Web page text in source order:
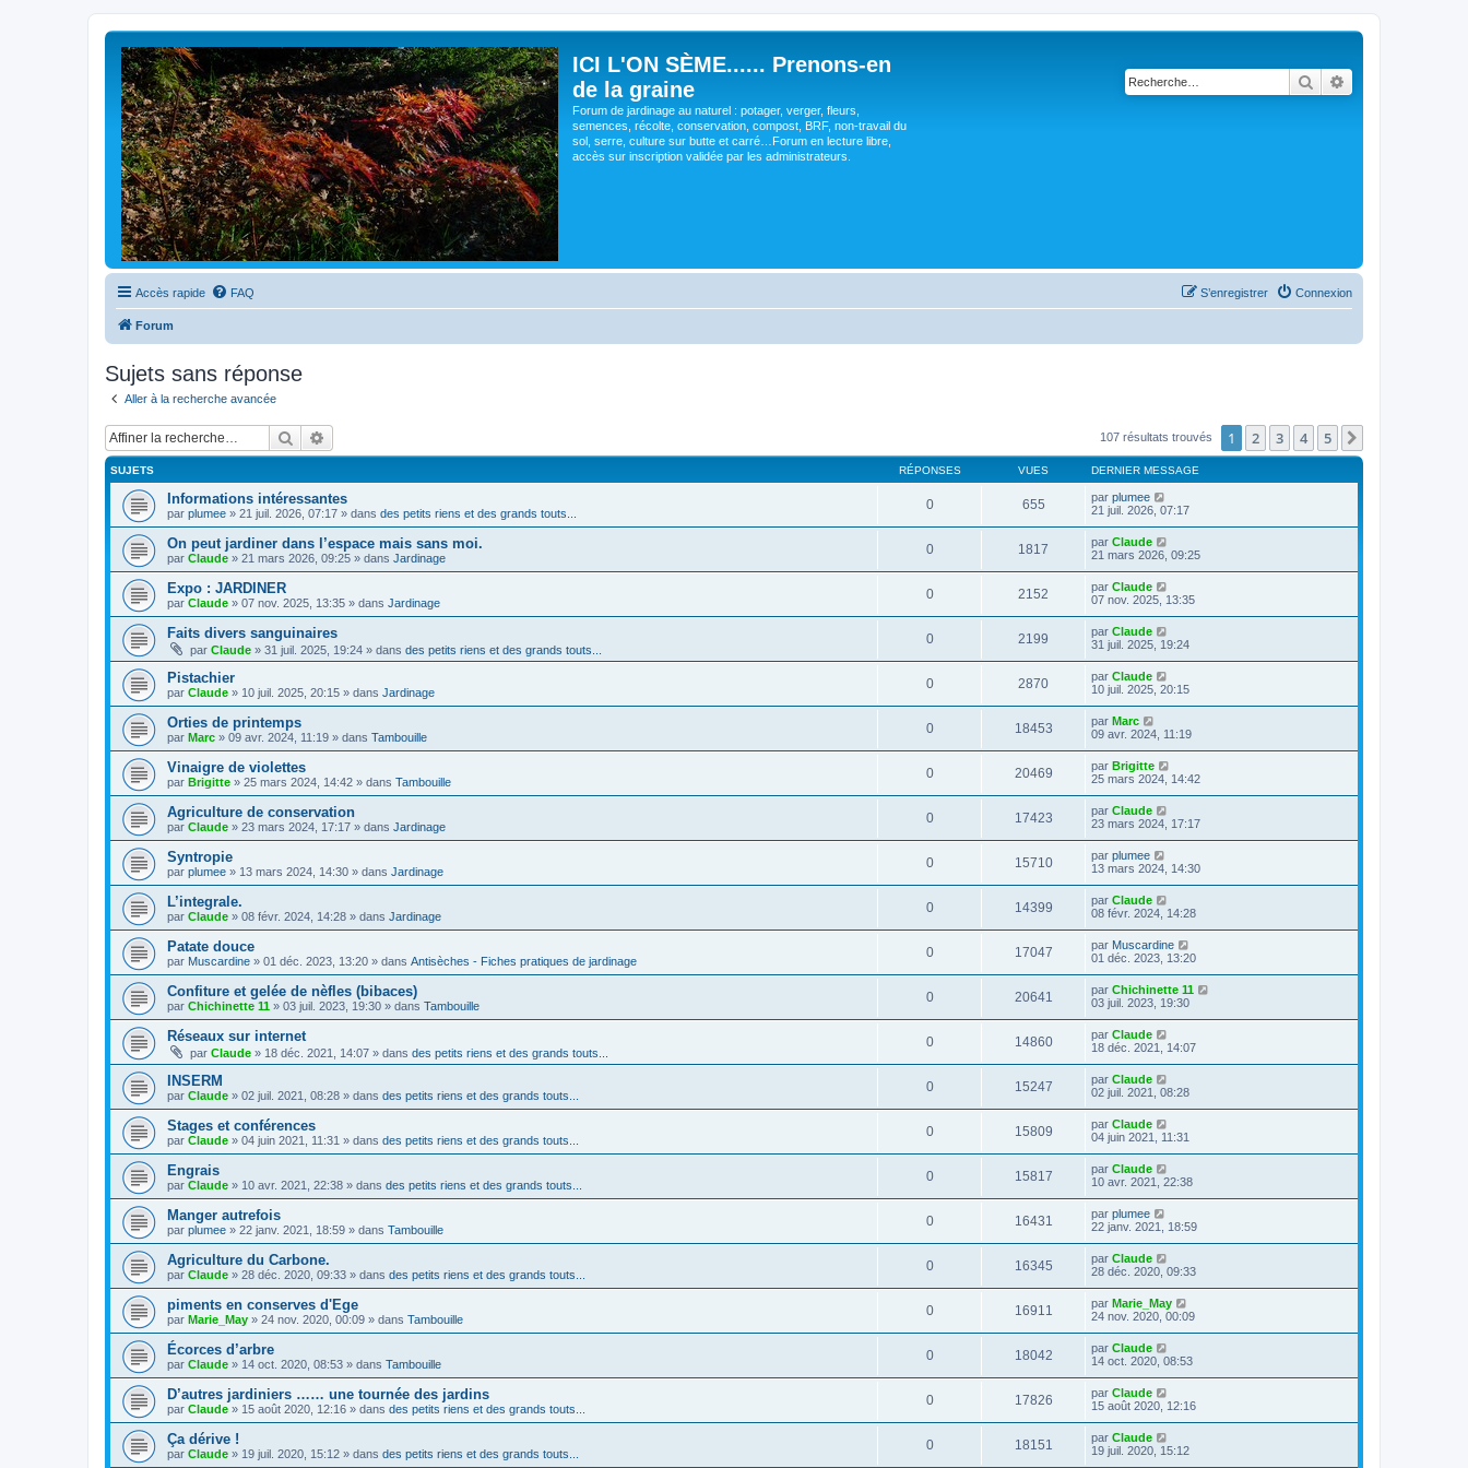
ICI L'ON SÈME...... Prenons-en
de la graine
Forum de jardinage au naturel : potager, verger, fleurs,
semences, récolte, conservation, compost, BRF, non-travail du
sol, serre, culture sur butte et carré…Forum en lecture libre,
accès sur inscription validée par les administrateurs.
Rechercher
Accès rapide FAQ Connexion
S’enregistrer
Forum
Sujets sans réponse
Aller à la recherche avancée
Rechercher 107 résultats trouvés 1 2 3 4 5
SUJETS RÉPONSES VUES DERNIER MESSAGE
Informations intéressantes
par plumee » 21 juil. 2026, 07:17 » dans des petits riens et des grands touts...
0 655 par plumee
21 juil. 2026, 07:17
On peut jardiner dans l’espace mais sans moi.
par Claude » 21 mars 2026, 09:25 » dans Jardinage
0 1817 par Claude
21 mars 2026, 09:25
Expo : JARDINER
par Claude » 07 nov. 2025, 13:35 » dans Jardinage
0 2152 par Claude
07 nov. 2025, 13:35
Faits divers sanguinaires
par Claude » 31 juil. 2025, 19:24 » dans des petits riens et des grands touts...
0 2199 par Claude
31 juil. 2025, 19:24
Pistachier
par Claude » 10 juil. 2025, 20:15 » dans Jardinage
0 2870 par Claude
10 juil. 2025, 20:15
Orties de printemps
par Marc » 09 avr. 2024, 11:19 » dans Tambouille
0 18453 par Marc
09 avr. 2024, 11:19
Vinaigre de violettes
par Brigitte » 25 mars 2024, 14:42 » dans Tambouille
0 20469 par Brigitte
25 mars 2024, 14:42
Agriculture de conservation
par Claude » 23 mars 2024, 17:17 » dans Jardinage
0 17423 par Claude
23 mars 2024, 17:17
Syntropie
par plumee » 13 mars 2024, 14:30 » dans Jardinage
0 15710 par plumee
13 mars 2024, 14:30
L’integrale.
par Claude » 08 févr. 2024, 14:28 » dans Jardinage
0 14399 par Claude
08 févr. 2024, 14:28
Patate douce
par Muscardine » 01 déc. 2023, 13:20 » dans Antisèches - Fiches pratiques de jardinage
0 17047 par Muscardine
01 déc. 2023, 13:20
Confiture et gelée de nèfles (bibaces)
par Chichinette 11 » 03 juil. 2023, 19:30 » dans Tambouille
0 20641 par Chichinette 11
03 juil. 2023, 19:30
Réseaux sur internet
par Claude » 18 déc. 2021, 14:07 » dans des petits riens et des grands touts...
0 14860 par Claude
18 déc. 2021, 14:07
INSERM
par Claude » 02 juil. 2021, 08:28 » dans des petits riens et des grands touts...
0 15247 par Claude
02 juil. 2021, 08:28
Stages et conférences
par Claude » 04 juin 2021, 11:31 » dans des petits riens et des grands touts...
0 15809 par Claude
04 juin 2021, 11:31
Engrais
par Claude » 10 avr. 2021, 22:38 » dans des petits riens et des grands touts...
0 15817 par Claude
10 avr. 2021, 22:38
Manger autrefois
par plumee » 22 janv. 2021, 18:59 » dans Tambouille
0 16431 par plumee
22 janv. 2021, 18:59
Agriculture du Carbone.
par Claude » 28 déc. 2020, 09:33 » dans des petits riens et des grands touts...
0 16345 par Claude
28 déc. 2020, 09:33
piments en conserves d'Ege
par Marie_May » 24 nov. 2020, 00:09 » dans Tambouille
0 16911 par Marie_May
24 nov. 2020, 00:09
Écorces d’arbre
par Claude » 14 oct. 2020, 08:53 » dans Tambouille
0 18042 par Claude
14 oct. 2020, 08:53
D’autres jardiniers …… une tournée des jardins
par Claude » 15 août 2020, 12:16 » dans des petits riens et des grands touts...
0 17826 par Claude
15 août 2020, 12:16
Ça dérive !
par Claude » 19 juil. 2020, 15:12 » dans des petits riens et des grands touts...
0 18151 par Claude
19 juil. 2020, 15:12